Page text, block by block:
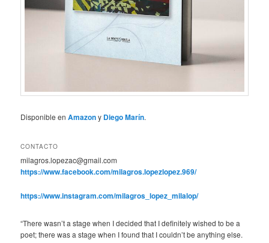
Disponible en Amazony Diego Marín.
CONTACTO
milagros.lopezac@gmail.com
https://www.facebook.com/milagros.lopezlopez.969/
https://www.instagram.com/milagros_lopez_milalop/
“There wasn’t a stage when I decided that I definitely wished to be a
poet; there was a stage when I found that I couldn’t be anything else.